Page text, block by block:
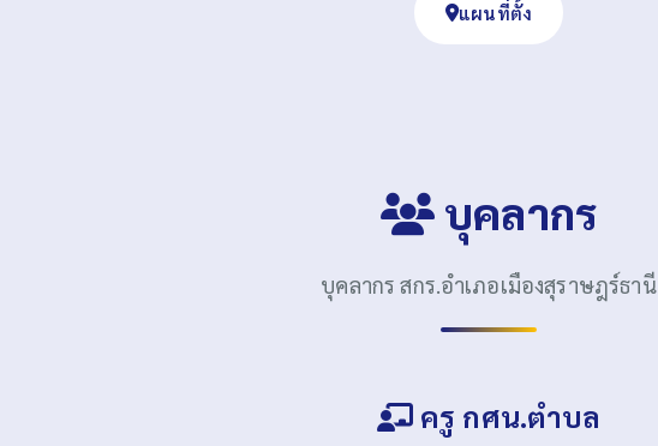
แผนที่ตั้ง
บุคลากร
บุคลากร สกร.อำเภอเมืองสุราษฎร์ธานี
ครู กศน.ตำบล